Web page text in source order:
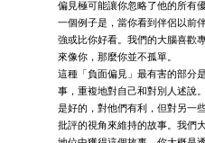
偏見極可能讓你忽略了他的所有
一個例子是，當你看到伴侶以前
強或比你好看。我們的大腦喜歡
來像你，那麼你並不孤單。
這種「負面偏見」最有害的部分
事，重複地對自己和對別人述說
是好的，對他們有利，但對另一
批評的視角來維持的故事。我們